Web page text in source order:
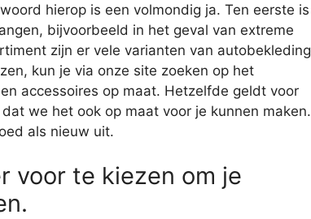
hierop is een volmondig ja. Ten eerste is
bijvoorbeeld in het geval van extreme
zijn er vele varianten van autobekleding
kun je via onze site zoeken op het
accessoires op maat. Hetzelfde geldt voor
we het ook op maat voor je kunnen maken.
als nieuw uit.
voor te kiezen om je